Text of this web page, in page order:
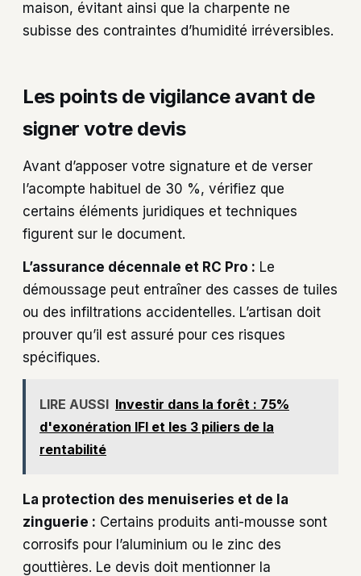
maison, évitant ainsi que la charpente ne
subisse des contraintes d’humidité irréversibles.
Les points de vigilance avant de
signer votre devis
Avant d’apposer votre signature et de verser
l’acompte habituel de 30 %, vérifiez que
certains éléments juridiques et techniques
figurent sur le document.
L’assurance décennale et RC Pro : Le
démoussage peut entraîner des casses de tuiles
ou des infiltrations accidentelles. L’artisan doit
prouver qu’il est assuré pour ces risques
spécifiques.
LIRE AUSSI Investir dans la forêt : 75%
d'exonération IFI et les 3 piliers de la
rentabilité
La protection des menuiseries et de la
zinguerie : Certains produits anti-mousse sont
corrosifs pour l’aluminium ou le zinc des
gouttières. Le devis doit mentionner la